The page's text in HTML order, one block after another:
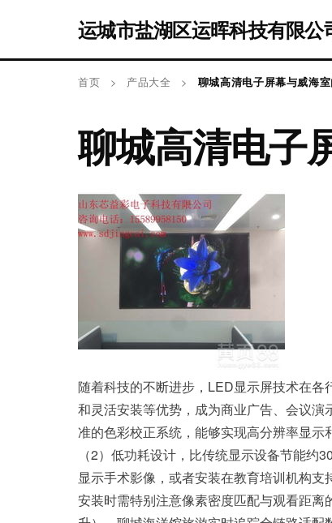
运城市盐湖区运晖科技有限公
首页 > 产品大全 > 聊城高清电子屏幕与威海
聊城高清电子
随着科技的不断进步，LED显示屏技术在
和灵活安装等优势，成为商业广告、会议
准的色彩校正系统，能够实现高分辨率显
（2）低功耗设计，比传统显示设备节能
显示手术影像，或者安装在教育培训机构支
安装时需特别注意像素密度匹配与观看距